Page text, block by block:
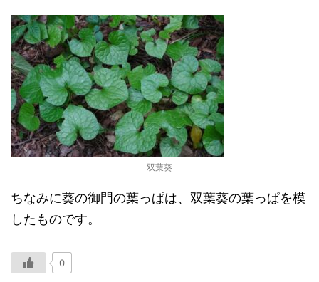
双葉葵
ちなみに葵の御門の葉っぱは、双葉葵の葉っぱを模
したものです。
0